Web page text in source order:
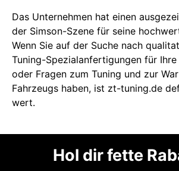
Das Unternehmen hat einen
der Simson-Szene für seine
Wenn Sie auf der Suche nach
Tuning-Spezialanfertigungen für Ihre
oder Fragen zum Tuning und zur
Fahrzeugs haben, ist zt-tuning.de
wert.
Hol dir fette